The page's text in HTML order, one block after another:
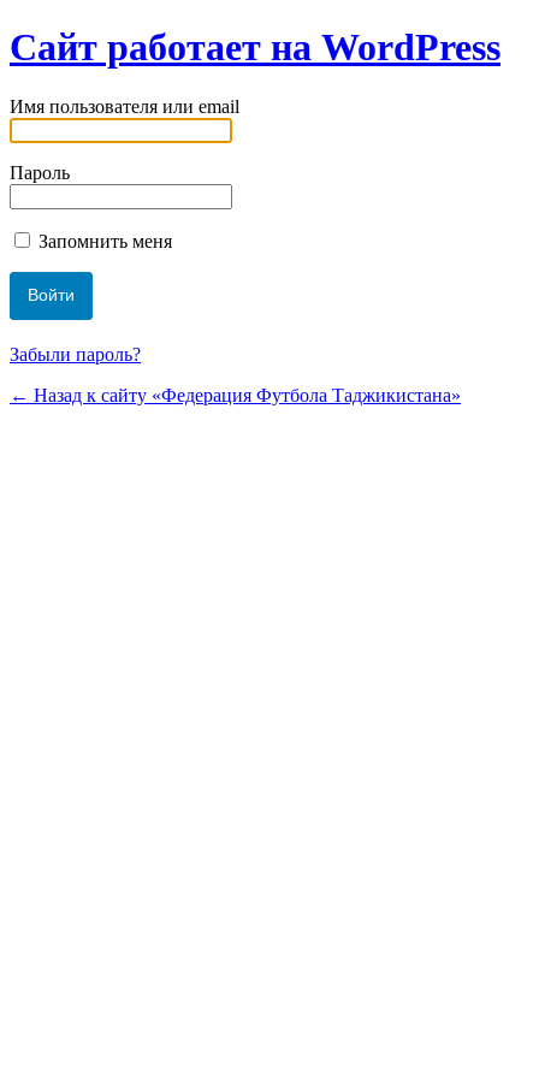
Сайт работает на WordPress
Имя пользователя или email
Пароль
Запомнить меня
Забыли пароль?
← Назад к сайту «Федерация Футбола Таджикистана»